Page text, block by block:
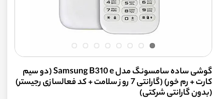
گوشی ساده سامسونگ مدل Samsung B310 e (دو سیم
کارت + رم خور) (گارانتی 7 روز سلامت + کد فعالسازی رجیستر)
(بدون گارانتی شرکتی)